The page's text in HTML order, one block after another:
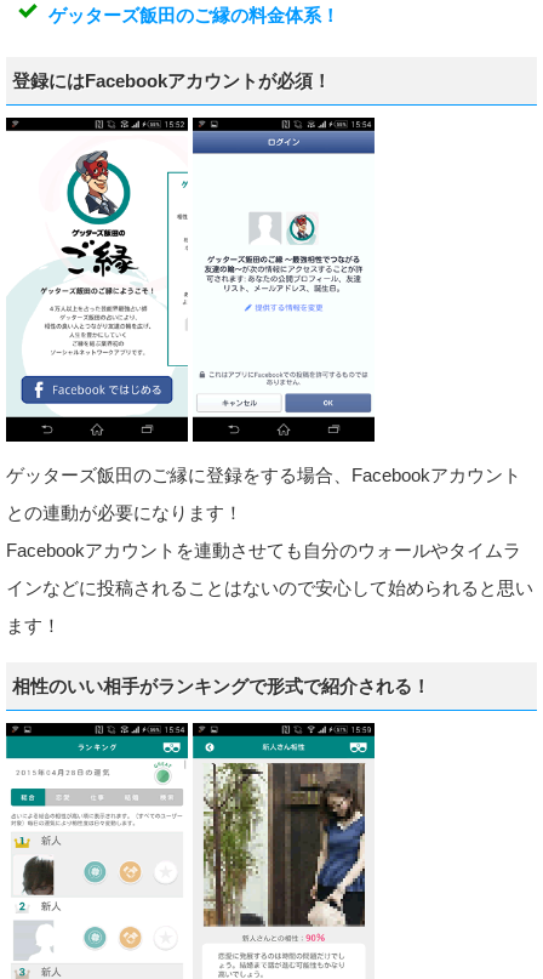
ゲッターズ飯田のご縁の料金体系！
登録にはFacebookアカウントが必須！
ゲッターズ飯田のご縁に登録をする場合、Facebookアカウント
との連動が必要になります！
Facebookアカウントを連動させても自分のウォールやタイムラ
インなどに投稿されることはないので安心して始められると思い
ます！
相性のいい相手がランキングで形式で紹介される！